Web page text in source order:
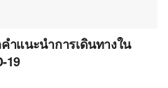
ำแนะนำการเดินทางใน
19